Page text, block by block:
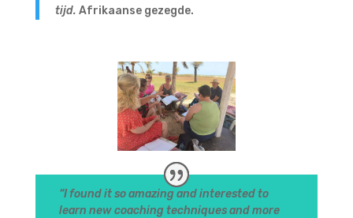
tijd. Afrikaanse gezegde.
“I found it so amazing and interested to
learn new coaching techniques and more